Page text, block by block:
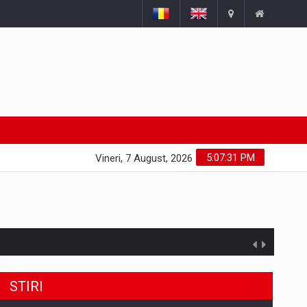
5:07:32 PM
Vineri, 7 August, 2026
STIRI